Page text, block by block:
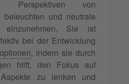
Perspektiven von
beleuchten und neutrale
einzunehmen. Sie ist
bei der Entwicklung
, indem sie durch
hilft, den Fokus auf
Aspekte zu lenken und